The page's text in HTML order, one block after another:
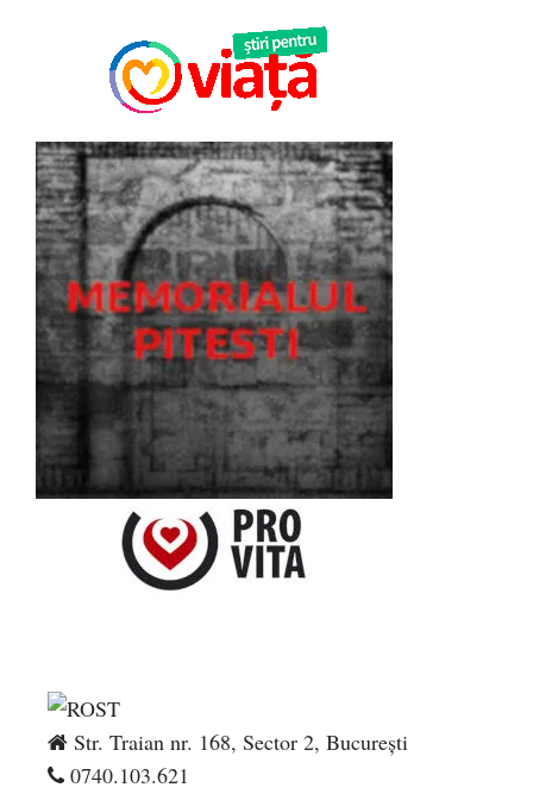
Str. Traian nr. 168, Sector 2, București
0740.103.621